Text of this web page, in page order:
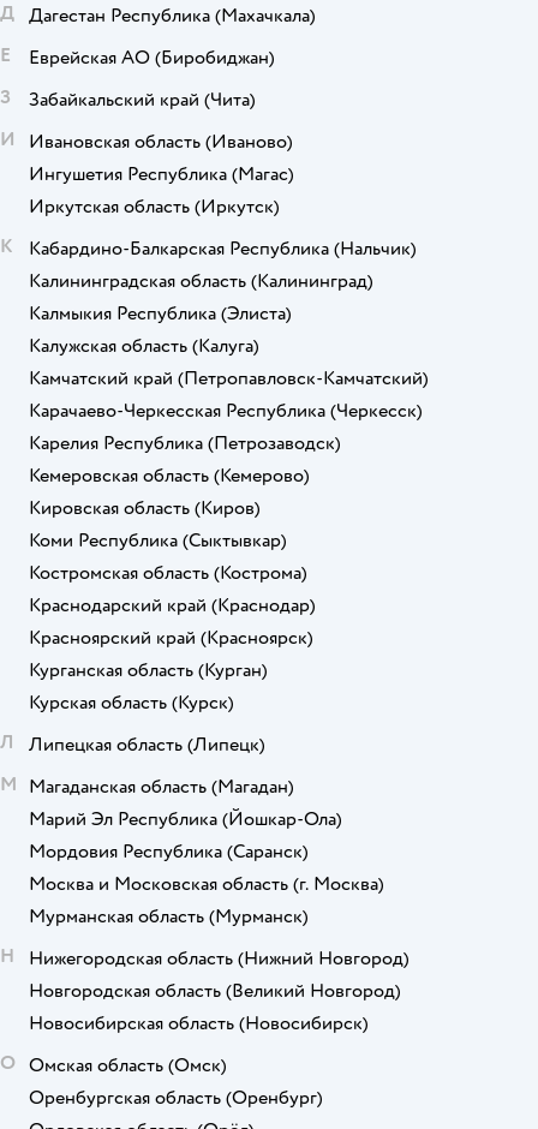
Д Дагестан Республика (Махачкала)
Е
Еврейская АО (Биробиджан)
З
Забайкальский край (Чита)
И
Ивановская область (Иваново)
Ингушетия Республика (Магас)
Иркутская область (Иркутск)
К
Кабардино-Балкарская Республика (Нальчик)
Калининградская область (Калининград)
Калмыкия Республика (Элиста)
Калужская область (Калуга)
Камчатский край (Петропавловск-Камчатский)
Карачаево-Черкесская Республика (Черкесск)
Карелия Республика (Петрозаводск)
Кемеровская область (Кемерово)
Кировская область (Киров)
Коми Республика (Сыктывкар)
Костромская область (Кострома)
Краснодарский край (Краснодар)
Красноярский край (Красноярск)
Курганская область (Курган)
Курская область (Курск)
Л
Липецкая область (Липецк)
М Магаданская область (Магадан)
Марий Эл Республика (Йошкар-Ола)
Мордовия Республика (Саранск)
Москва и Московская область (г. Москва)
Мурманская область (Мурманск)
Н
Нижегородская область (Нижний Новгород)
Новгородская область (Великий Новгород)
Новосибирская область (Новосибирск)
О Омская область (Омск)
Оренбургская область (Оренбург)